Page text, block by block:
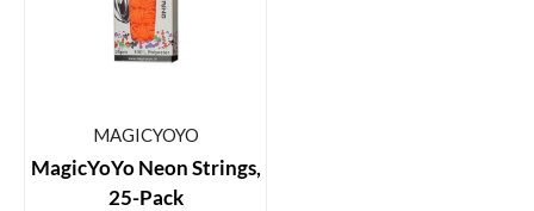
MAGICYOYO
MagicYoYo Neon Strings,
25-Pack